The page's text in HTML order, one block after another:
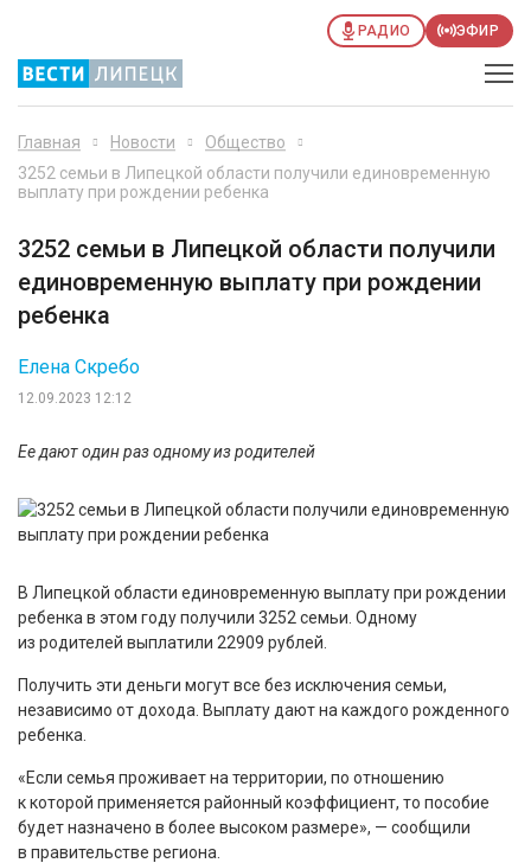
РАДИО ЭФИР
Главная Новости
Общество
3252 семьи в Липецкой области получили единовременную
выплату при рождении ребенка
3252 семьи в Липецкой области получили
единовременную выплату при рождении
ребенка
12.09.2023 12:12
Елена Скребо
Ее дают один раз одному из родителей
В Липецкой области единовременную выплату при рождении
ребенка в этом году получили 3252 семьи. Одному
из родителей выплатили 22909 рублей.
Получить эти деньги могут все без исключения семьи,
независимо от дохода. Выплату дают на каждого рожденного
ребенка.
«Если семья проживает на территории, по отношению
к которой применяется районный коэффициент, то пособие
будет назначено в более высоком размере», — сообщили
в правительстве региона.